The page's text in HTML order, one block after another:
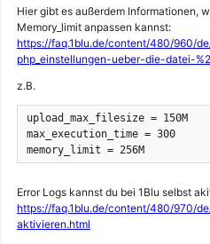
Hier gibt es außerdem Informationen,
Memory_limit anpassen kannst:
https://faq.1blu.de/content/480/960/
php_einstellungen-ueber-die-datei-
z.B.
upload_max_filesize = 150M
max_execution_time = 300
memory_limit = 256M
Error Logs kannst du bei 1Blu selbst
https://faq.1blu.de/content/480/970/
aktivieren.html